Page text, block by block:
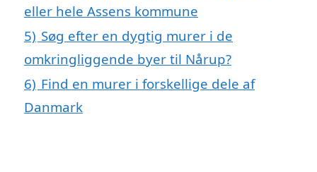
eller hele Assens kommune
5) Søg efter en dygtig murer i de
omkringliggende byer til Nårup?
6) Find en murer i forskellige dele af
Danmark